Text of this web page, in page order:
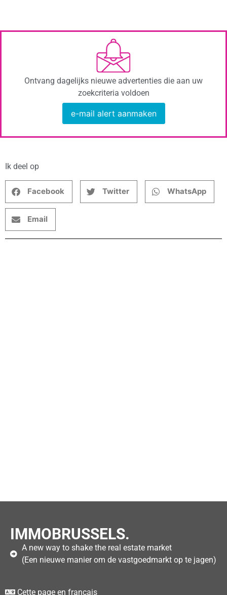
Ontvang dagelijks nieuwe advertenties die aan uw
zoekcriteria voldoen
e-mail alert aanmaken
Ik deel op
Facebook Twitter WhatsApp
Email
IMMOBRUSSELS.
A new way to shake the real estate market
(Een nieuwe manier om de vastgoedmarkt op te jagen)
Cette page en français